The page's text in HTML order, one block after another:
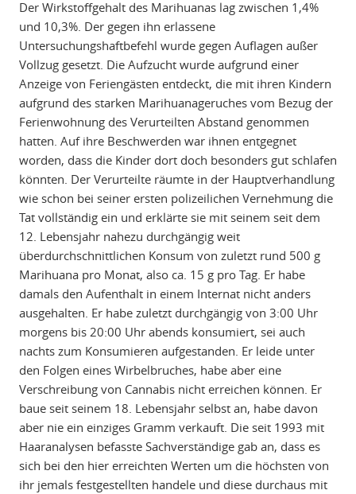
Der Wirkstoffgehalt des Marihuanas lag zwischen 1,4%
und 10,3%. Der gegen ihn erlassene
Untersuchungshaftbefehl wurde gegen Auflagen außer
Vollzug gesetzt. Die Aufzucht wurde aufgrund einer
Anzeige von Feriengästen entdeckt, die mit ihren Kindern
aufgrund des starken Marihuanageruches vom Bezug der
Ferienwohnung des Verurteilten Abstand genommen
hatten. Auf ihre Beschwerden war ihnen entgegnet
worden, dass die Kinder dort doch besonders gut schlafen
könnten. Der Verurteilte räumte in der Hauptverhandlung
wie schon bei seiner ersten polizeilichen Vernehmung die
Tat vollständig ein und erklärte sie mit seinem seit dem
12. Lebensjahr nahezu durchgängig weit
überdurchschnittlichen Konsum von zuletzt rund 500 g
Marihuana pro Monat, also ca. 15 g pro Tag. Er habe
damals den Aufenthalt in einem Internat nicht anders
ausgehalten. Er habe zuletzt durchgängig von 3:00 Uhr
morgens bis 20:00 Uhr abends konsumiert, sei auch
nachts zum Konsumieren aufgestanden. Er leide unter
den Folgen eines Wirbelbruches, habe aber eine
Verschreibung von Cannabis nicht erreichen können. Er
baue seit seinem 18. Lebensjahr selbst an, habe davon
aber nie ein einziges Gramm verkauft. Die seit 1993 mit
Haaranalysen befasste Sachverständige gab an, dass es
sich bei den hier erreichten Werten um die höchsten von
ihr jemals festgestellten handele und diese durchaus mit